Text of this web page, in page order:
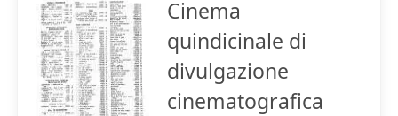
Cinema
quindicinale di
divulgazione
cinematografica